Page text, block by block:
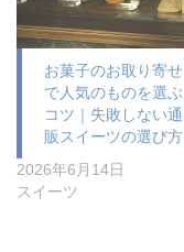
お菓子のお取り寄せ
で人気のものを選ぶ
コツ｜失敗しない通
販スイーツの選び方
2026年6月14日
スイーツ